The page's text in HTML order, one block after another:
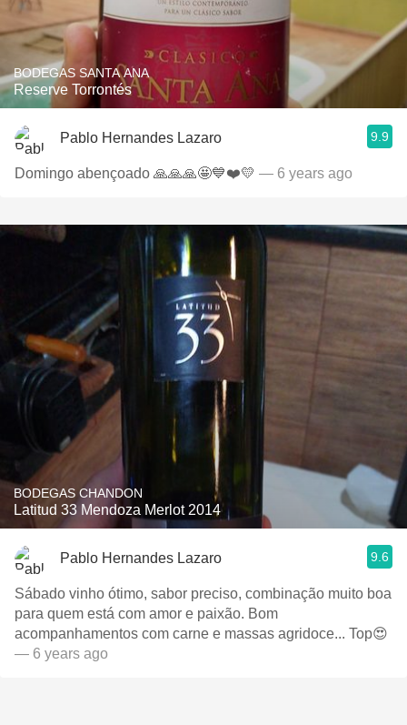
BODEGAS SANTA ANA
Reserve Torrontés
Pablo Hernandes Lazaro 9.9
Domingo abençoado 🙏🙏🙏🤩💙❤️💛 — 6 years ago
BODEGAS CHANDON
Latitud 33 Mendoza Merlot 2014
Pablo Hernandes Lazaro 9.6
Sábado vinho ótimo, sabor preciso, combinação muito boa
para quem está com amor e paixão. Bom
acompanhamentos com carne e massas agridoce... Top😍
— 6 years ago